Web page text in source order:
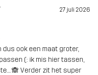
27 juli 2026
ook een maat groter,
(: ik mis hier tassen,
🙈 Verder zit het super